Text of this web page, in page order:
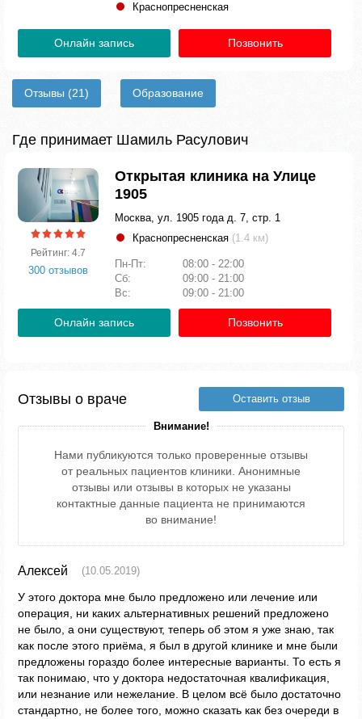
Краснопресненская
Онлайн запись Позвонить
Отзывы (21) Образование
Где принимает Шамиль Расулович
Рейтинг: 4.7
300 отзывов
Открытая клиника на Улице
1905
Москва, ул. 1905 года д. 7, стр. 1
Краснопресненская (1.4 км)
Пн-Пт:
08:00 - 22:00
Сб:
09:00 - 21:00
Вс:
09:00 - 21:00
Онлайн запись Позвонить
Отзывы о враче Оставить отзыв
Внимание!
Нами публикуются только проверенные отзывы
от реальных пациентов клиники. Анонимные
отзывы или отзывы в которых не указаны
контактные данные пациента не принимаются
во внимание!
Алексей (10.05.2019)
У этого доктора мне было предложено или лечение или
операция, ни каких альтернативных решений предложено
не было, а они существуют, теперь об этом я уже знаю, так
как после этого приёма, я был в другой клинике и мне были
предложены гораздо более интересные варианты. То есть я
так понимаю, что у доктора недостаточная квалификация,
или незнание или нежелание. В целом всё было достаточно
стандартно, не более того, можно сказать как без очереди в